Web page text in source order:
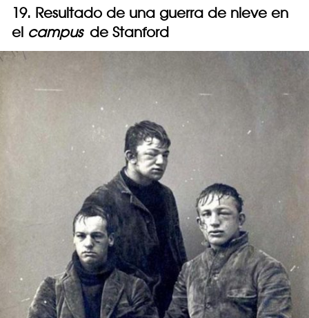
19. Resultado de una guerra de nieve en
el campus de Stanford